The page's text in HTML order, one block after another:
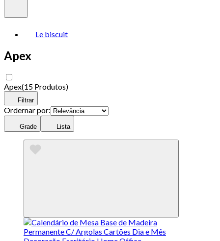
Le biscuit
Apex
Apex(15 Produtos)
Filtrar
Ordernar por:
Grade Lista